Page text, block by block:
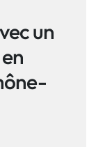
un